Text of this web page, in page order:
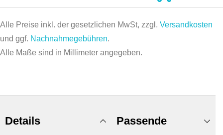
Alle Preise inkl. der gesetzlichen MwSt, zzgl. Versandkosten
und ggf. Nachnahmegebühren.
Alle Maße sind in Millimeter angegeben.
Details Passende